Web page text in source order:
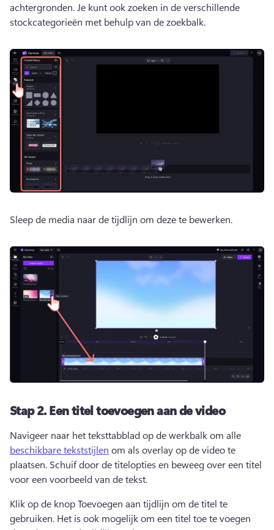
achtergronden. Je kunt ook zoeken in de verschillende
stockcategorieën met behulp van de zoekbalk.
Sleep de media naar de tijdlijn om deze te bewerken.
Stap 2.Een titel toevoegen aan de video
Navigeer naar het teksttabblad op de werkbalk om alle
beschikbare tekststijlen om als overlay op de video te
plaatsen. Schuif door de titelopties en beweeg over een titel
voor een voorbeeld van de tekst.
Klik op de knop Toevoegen aan tijdlijn om de titel te
gebruiken. Het is ook mogelijk om een titel toe te voegen